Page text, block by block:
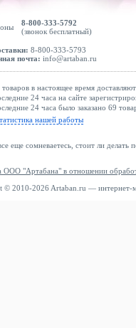
8-800-333-5792
(звонок бесплатный)
8-800-333-5793
почта: info@artaban.ru
в настоящее время
24 часа на сайте
24 часа было заказано 69
нашей работы
еще сомневаетесь, стоит ли делать
ООО "Артабана" в отношении
© 2010-2026 Artaban.ru — интернет-